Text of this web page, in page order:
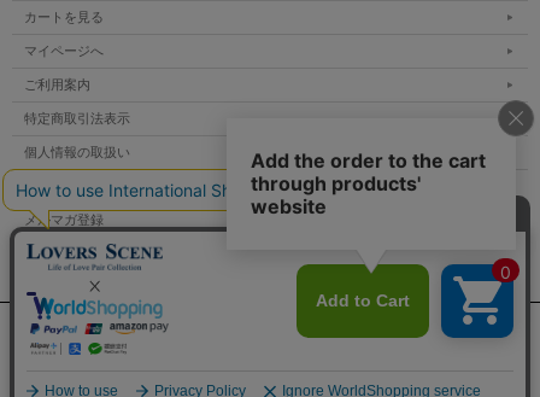
カートを見る
マイページへ
ご利用案内
特定商取引法表示
個人情報の取扱い
サイトマップ
メルマガ登録
お問い合わせ
表示：スマートフォン｜PC